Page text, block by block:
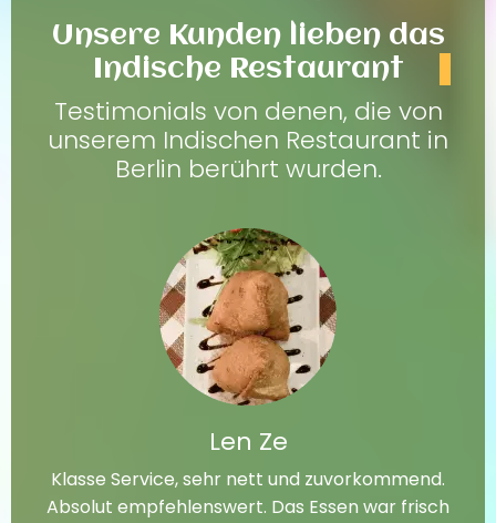
Unsere Kunden lieben das
Indische Restaurant
Testimonials von denen, die von
unserem Indischen Restaurant in
Berlin berührt wurden.
Len Ze
Klasse Service, sehr nett und zuvorkommend.
Absolut empfehlenswert. Das Essen war frisch